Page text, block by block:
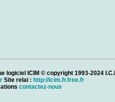
logiciel ICIM © copyright 1993-2024
Site relai : http://icim.fr.free.fr
contactez-nous